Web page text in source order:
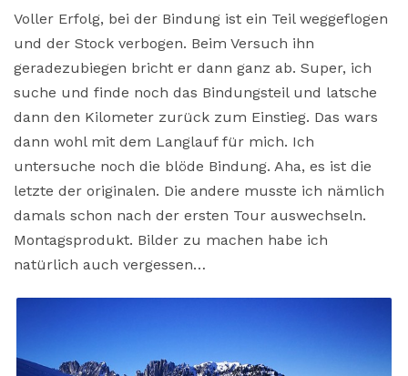
Voller Erfolg, bei der Bindung ist ein Teil weggeflogen
und der Stock verbogen. Beim Versuch ihn
geradezubiegen bricht er dann ganz ab. Super, ich
suche und finde noch das Bindungsteil und latsche
dann den Kilometer zurück zum Einstieg. Das wars
dann wohl mit dem Langlauf für mich. Ich
untersuche noch die blöde Bindung. Aha, es ist die
letzte der originalen. Die andere musste ich nämlich
damals schon nach der ersten Tour auswechseln.
Montagsprodukt. Bilder zu machen habe ich
natürlich auch vergessen…